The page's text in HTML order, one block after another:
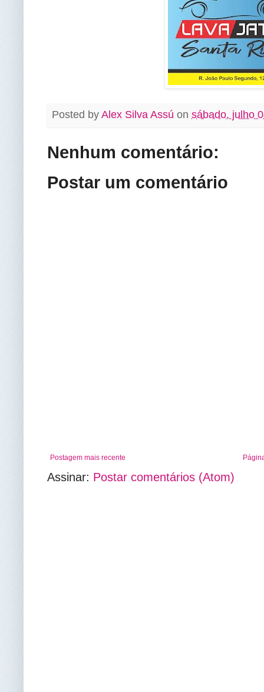
Posted by Alex Silva Assú on sábado, julho
Nenhum comentário:
Postar um comentário
Postagem mais recente
Assinar: Postar comentários (Atom)